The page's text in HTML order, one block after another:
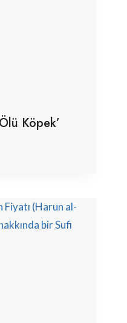
Köpek’